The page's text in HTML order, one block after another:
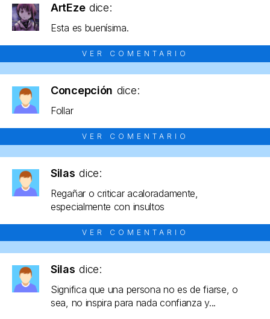
ArtEze dice:
Esta es buenísima.
VER COMENTARIO
Concepción dice:
Follar
VER COMENTARIO
Silas dice:
Regañar o criticar acaloradamente,
especialmente con insultos
VER COMENTARIO
Silas dice:
Significa que una persona no es de fiarse, o
sea, no inspira para nada confianza y...